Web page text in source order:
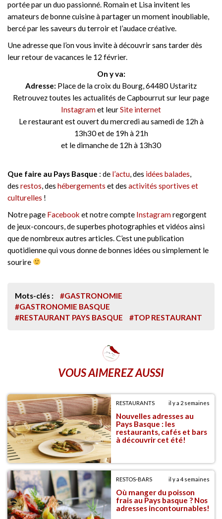
portée par un duo passionné. Romain et Lisa invitent les
amateurs de bonne cuisine à partager un moment inoubliable,
bercé par les saveurs du terroir et l’audace créative.
Une adresse que l’on vous invite à découvrir sans tarder dès
leur retour de vacances le 12 février.
On y va:
Adresse: Place de la croix du Bourg, 64480 Ustaritz
Retrouvez toutes les actualités de Capbourrut sur leur page
Instagramet leurSite internet
Le restaurant est ouvert du mercredi au samedi de 12h à
13h30 et de 19h à 21h
et le dimanche de 12h à 13h30
Que faire au Pays Basque : de l’actu , des idées balades
des restos , des hébergements et des activités sportives et
culturelles !
Notre page Facebook et notre compte Instagramregorgent
de jeux-concours, de superbes photographies et vidéos ainsi
que de nombreux autres articles. C’est une publication
quotidienne qui vous donne de bonnes idées ou simplement le
sourire
Mots-clés :
#GASTRONOMIE
#GASTRONOMIE BASQUE
#RESTAURANT PAYS BASQUE
#TOP RESTAURANT
VOUS AIMEREZ AUSSI
RESTAURANTS il y a 2 semaines
Nouvelles adresses au
Pays Basque : les
restaurants, cafés et bars
à découvrir cet été!
RESTOS-BARS il y a 4 semaines
Où manger du poisson
frais au Pays basque ? Nos
adresses incontournables!